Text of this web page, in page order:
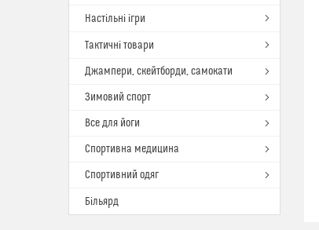
Настільні ігри
Тактичні товари
Джампери, скейтборди, самокати
Зимовий спорт
Все для йоги
Спортивна медицина
Спортивний одяг
Більярд